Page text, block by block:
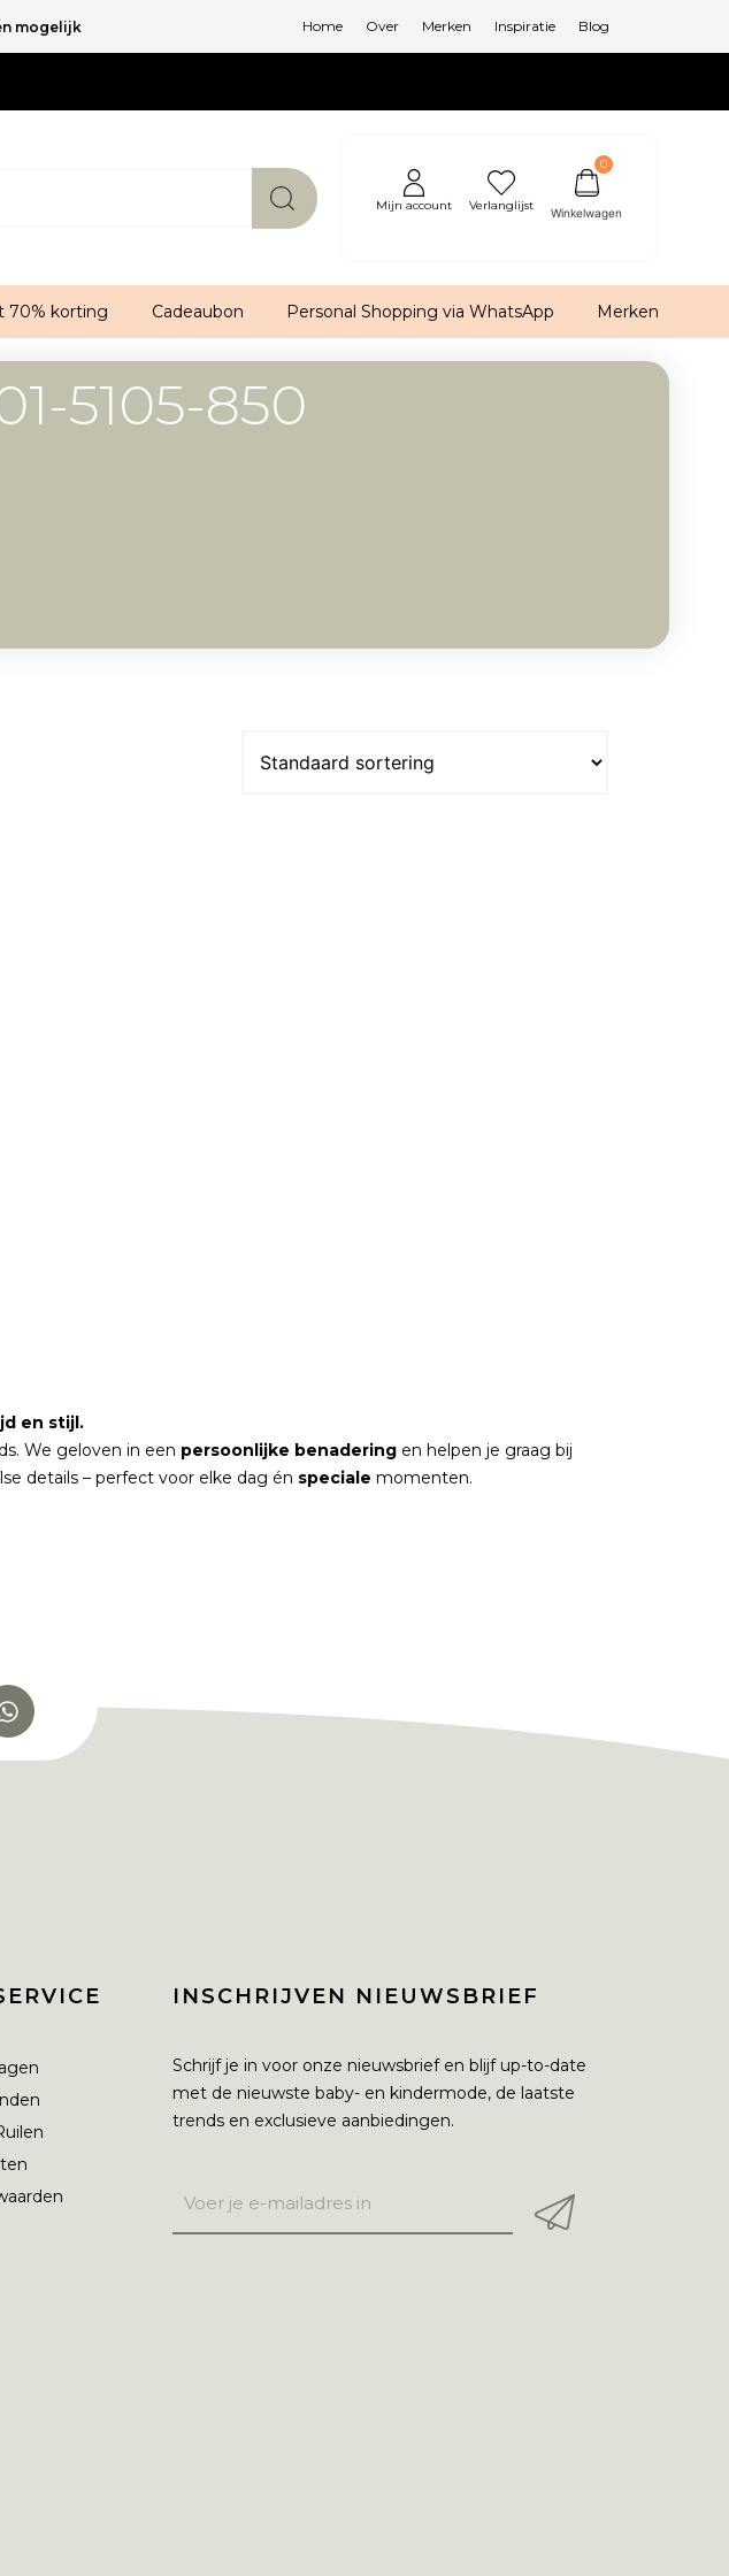
mogelijk Home Over Merken Inspiratie Blog
Mijn account Verlanglijst
0
70% korting Cadeaubon Personal Shopping via WhatsApp Merken
5105-850
en stijl.
We geloven in een persoonlijke benadering en helpen je graag bij
details – perfect voor elke dag én speciale momenten.
INSCHRIJVEN NIEUWSBRIEF
Schrijf je in voor onze nieuwsbrief en blijf up-to-date
met de nieuwste baby- en kindermode, de laatste
trends en exclusieve aanbiedingen.